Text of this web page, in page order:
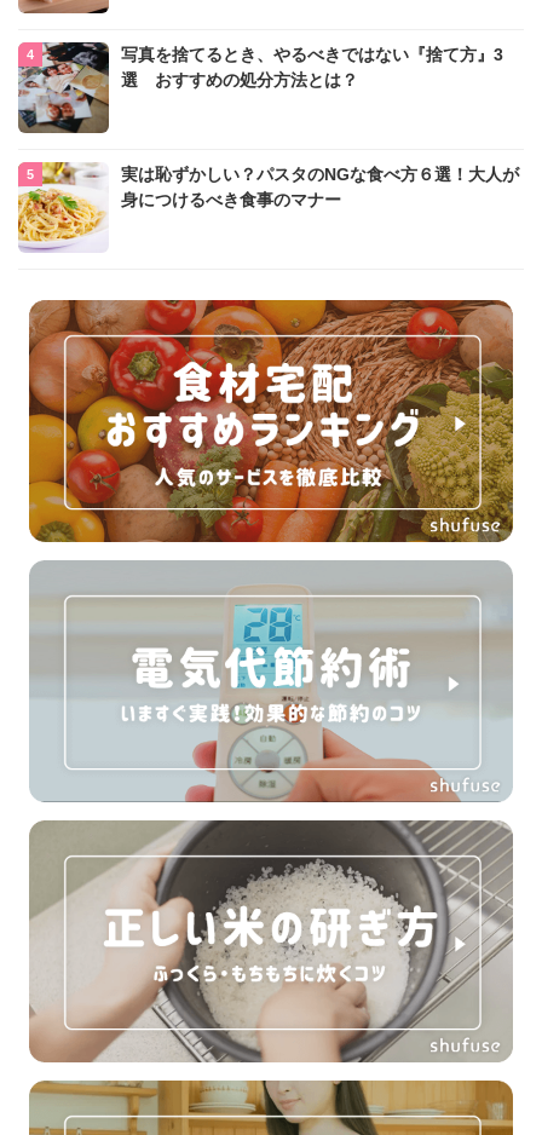
写真を捨てるとき、やるべきではない『捨て方』3
選 おすすめの処分方法とは？
実は恥ずかしい？パスタのNGな食べ方６選！大人が
身につけるべき食事のマナー